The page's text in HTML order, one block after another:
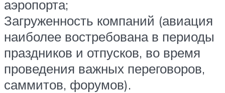
аэропорта;
Загруженность компаний (авиация
наиболее востребована в периоды
праздников и отпусков, во время
проведения важных переговоров,
саммитов, форумов).